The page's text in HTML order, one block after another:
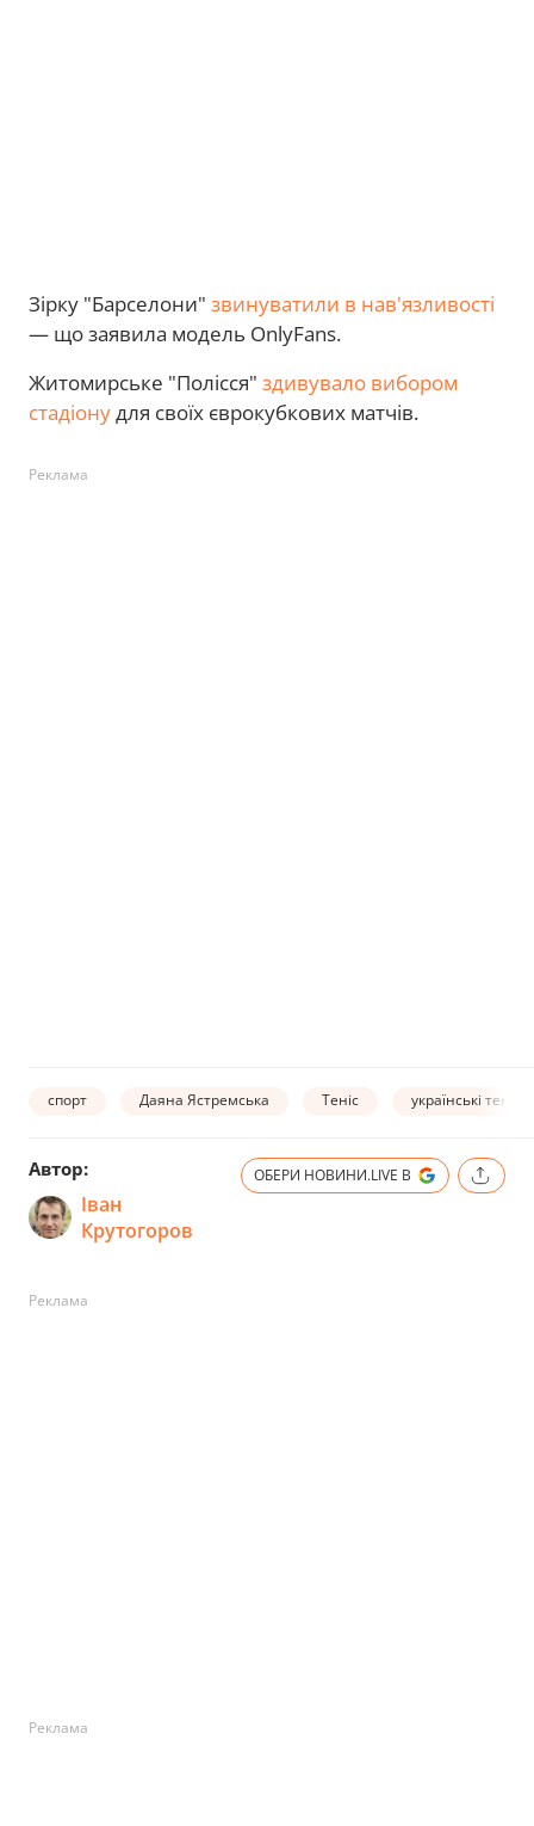
Зірку "Барселони" звинуватили в нав'язливості
— що заявила модель OnlyFans.
Житомирське "Полісся" здивувало вибором
стадіонудля своїх єврокубкових матчів.
Реклама
спорт Даяна Ястремська Теніс українські
Автор:
Іван
Крутогоров
ОБЕРИ НОВИНИ.LIVE В
Реклама
Реклама